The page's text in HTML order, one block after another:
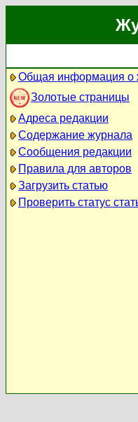
Общая информация о
Золотые страницы
Адреса редакции
Содержание журнала
Сообщения редакции
Правила для авторов
Загрузить статью
Проверить статус